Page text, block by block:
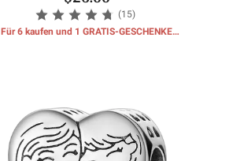
(15)
Für 6 kaufen und 1 GRATIS-GESCHENKE